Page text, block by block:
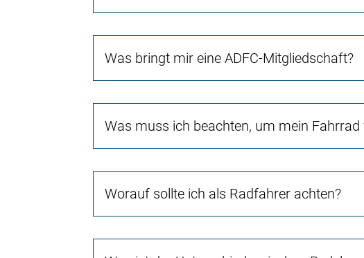
Was bringt mir eine ADFC-Mitgliedschaft?
Was muss ich beachten, um mein
Worauf sollte ich als Radfahrer achten?